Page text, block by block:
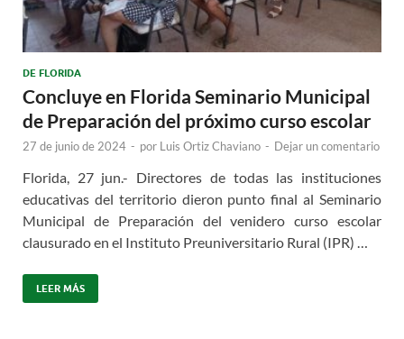
DE FLORIDA
Concluye en Florida Seminario Municipal
de Preparación del próximo curso escolar
27 de junio de 2024 - por Luis Ortiz Chaviano - Dejar un comentario
Florida, 27 jun.- Directores de todas las instituciones
educativas del territorio dieron punto final al Seminario
Municipal de Preparación del venidero curso escolar
clausurado en el Instituto Preuniversitario Rural (IPR) …
LEER MÁS